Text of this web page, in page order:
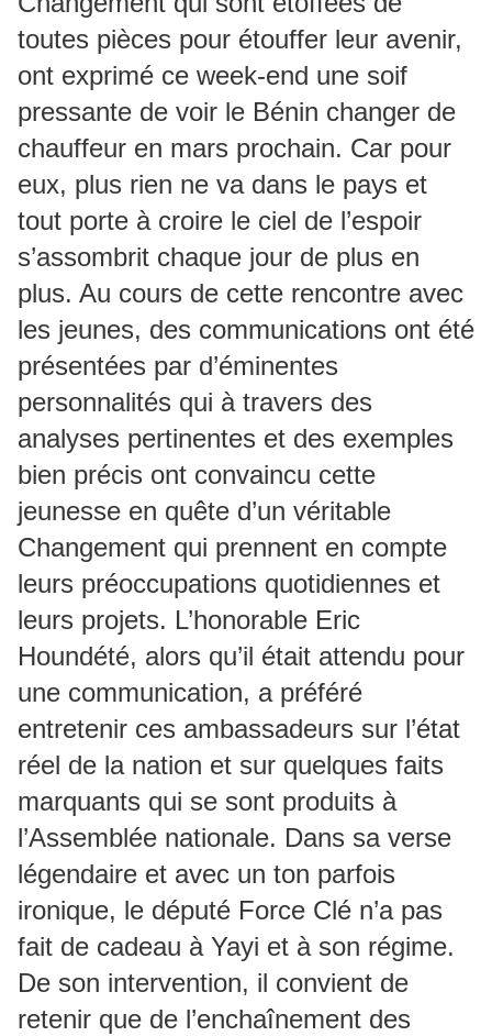
toutes pièces pour étouffer leur avenir,
ont exprimé ce week-end une soif
pressante de voir le Bénin changer de
chauffeur en mars prochain. Car pour
eux, plus rien ne va dans le pays et
tout porte à croire le ciel de l’espoir
s’assombrit chaque jour de plus en
plus. Au cours de cette rencontre avec
les jeunes, des communications ont été
présentées par d’éminentes
personnalités qui à travers des
analyses pertinentes et des exemples
bien précis ont convaincu cette
jeunesse en quête d’un véritable
Changement qui prennent en compte
leurs préoccupations quotidiennes et
leurs projets. L’honorable Eric
Houndété, alors qu’il était attendu pour
une communication, a préféré
entretenir ces ambassadeurs sur l’état
réel de la nation et sur quelques faits
marquants qui se sont produits à
l’Assemblée nationale. Dans sa verse
légendaire et avec un ton parfois
ironique, le député Force Clé n’a pas
fait de cadeau à Yayi et à son régime.
De son intervention, il convient de
retenir que de l’enchaînement des